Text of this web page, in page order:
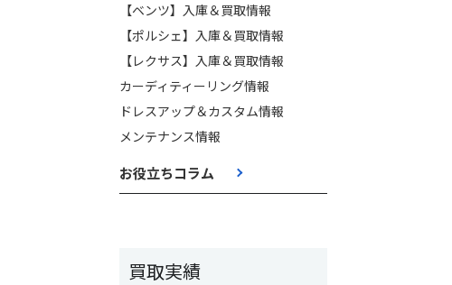
【ベンツ】入庫＆買取情報
【ポルシェ】入庫＆買取情報
【レクサス】入庫＆買取情報
カーディティーリング情報
ドレスアップ＆カスタム情報
メンテナンス情報
お役立ちコラム
買取実績